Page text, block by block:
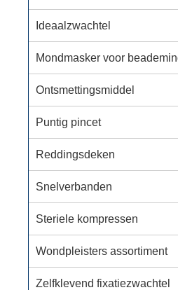
Ideaalzwachtel
Mondmasker voor
Ontsmettingsmiddel
Puntig pincet
Reddingsdeken
Snelverbanden
Steriele kompressen
Wondpleisters assortiment
Zelfklevend fixatiezwachtel